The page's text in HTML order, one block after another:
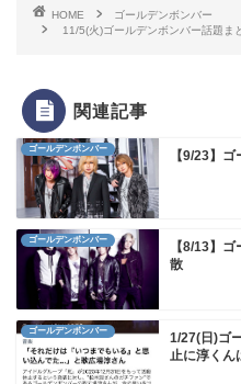
HOME
ゴールデンボンバー
11/5(火)ゴールデンボンバー話題ま
関連記事
ゴールデンボンバー 【9/23】
ゴールデンボンバー
【8/13】
散
ゴールデンボンバー
1/27(日)ゴ
止に淳く